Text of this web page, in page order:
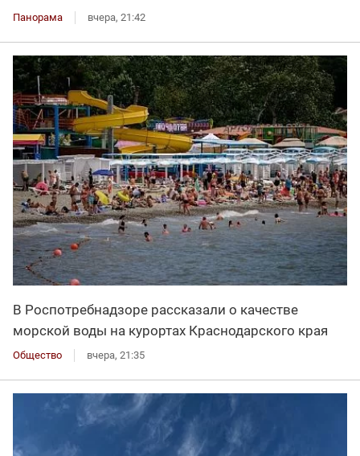
Панорама вчера, 21:42
В Роспотребнадзоре рассказали о качестве
морской воды на курортах Краснодарского края
Общество вчера, 21:35